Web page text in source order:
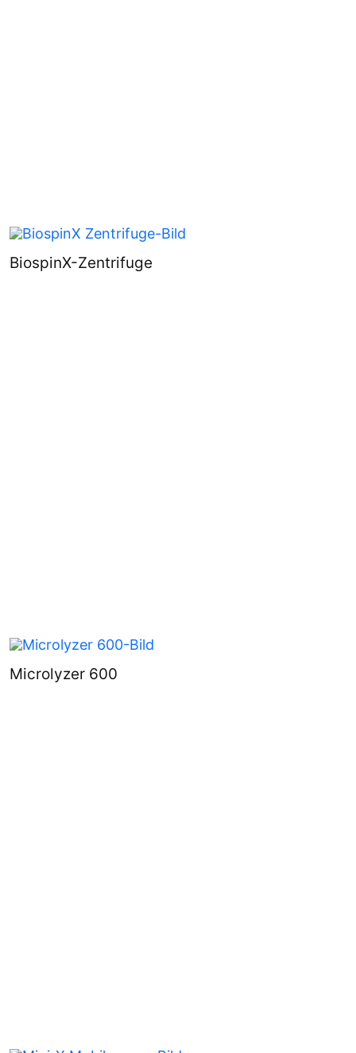
BiospinX-Zentrifuge
Microlyzer 600